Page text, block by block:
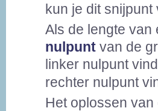
kun je dit
Als de lengte van
nulpunt van de
linker nulpunt
rechter nulpunt
Het oplossen